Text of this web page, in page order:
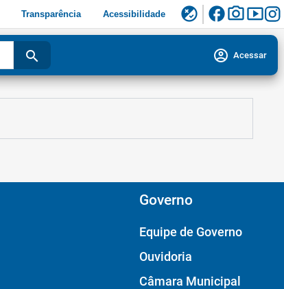
Transparência Acessibilidade flaky facebookphoto_camerasmart_display
search account_circle Acessar
Governo
Equipe de Governo
Ouvidoria
Câmara Municipal